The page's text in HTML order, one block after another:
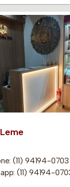
(11) 94194-0703
(11) 94194-